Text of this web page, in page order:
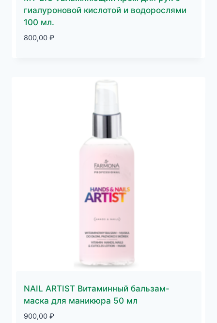
гиалуроновой кислотой и водорослями
100 мл.
800,00 ₽
NAIL ARTIST Витаминный бальзам-
маска для маникюра 50 мл
900,00 ₽